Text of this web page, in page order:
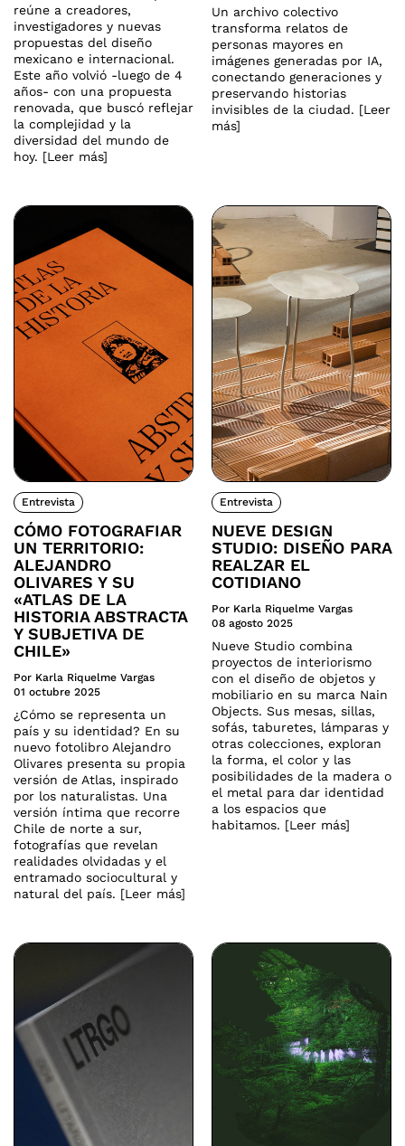
reúne a creadores,
investigadores y nuevas
propuestas del diseño
mexicano e internacional.
Este año volvió -luego de 4
años- con una propuesta
renovada, que buscó reflejar
la complejidad y la
diversidad del mundo de
hoy. [Leer más]
Un archivo colectivo
transforma relatos de
personas mayores en
imágenes generadas por IA,
conectando generaciones y
preservando historias
invisibles de la ciudad. [Leer
más]
Entrevista
CÓMO FOTOGRAFIAR
UN TERRITORIO:
ALEJANDRO
OLIVARES Y SU
«ATLAS DE LA
HISTORIA ABSTRACTA
Y SUBJETIVA DE
CHILE»
Por Karla Riquelme Vargas
01 octubre 2025
¿Cómo se representa un
país y su identidad? En su
nuevo fotolibro Alejandro
Olivares presenta su propia
versión de Atlas, inspirado
por los naturalistas. Una
versión íntima que recorre
Chile de norte a sur,
fotografías que revelan
realidades olvidadas y el
entramado sociocultural y
natural del país. [Leer más]
Entrevista
NUEVE DESIGN
STUDIO: DISEÑO PARA
REALZAR EL
COTIDIANO
Por Karla Riquelme Vargas
08 agosto 2025
Nueve Studio combina
proyectos de interiorismo
con el diseño de objetos y
mobiliario en su marca Nain
Objects. Sus mesas, sillas,
sofás, taburetes, lámparas y
otras colecciones, exploran
la forma, el color y las
posibilidades de la madera o
el metal para dar identidad
a los espacios que
habitamos. [Leer más]